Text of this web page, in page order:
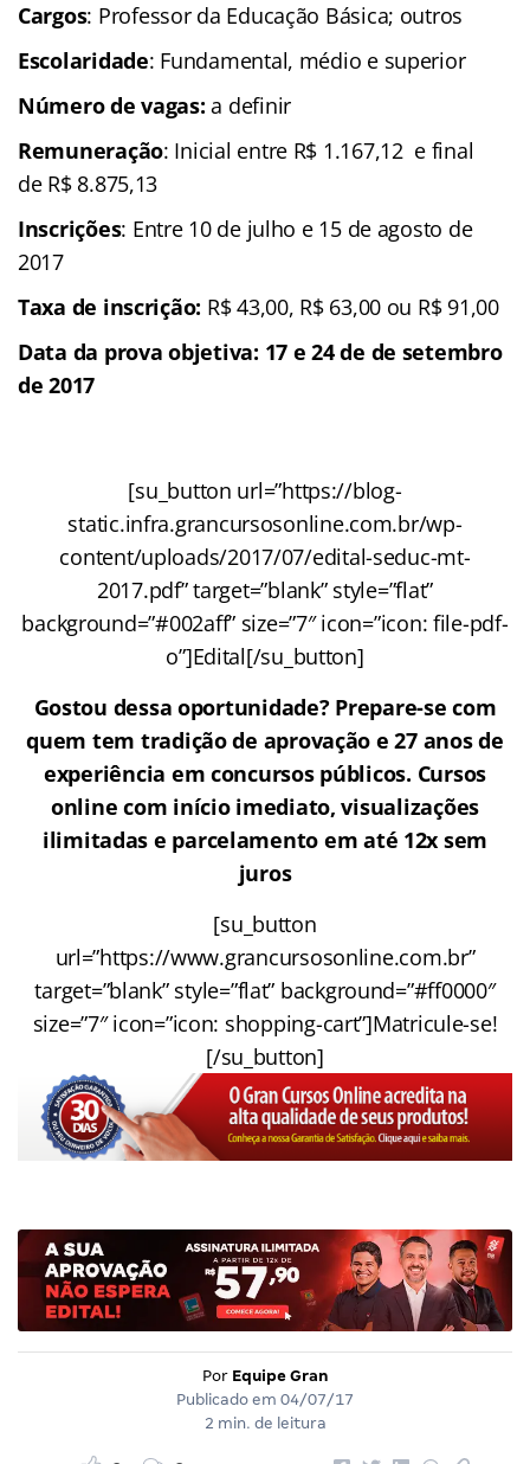
Cargos: Professor da Educação Básica; outros
Escolaridade: Fundamental, médio e superior
Número de vagas:a definir
Remuneração: Inicial entre R$ 1.167,12 e final
de R$ 8.875,13
Inscrições: Entre 10 de julho e 15 de agosto de
2017
Taxa de inscrição: R$ 43,00, R$ 63,00 ou R$ 91,00
Data da prova objetiva: 17 e 24 de de setembro
de 2017
[su_button url=”https://blog-
static.infra.grancursosonline.com.br/wp-
content/uploads/2017/07/edital-seduc-mt-
2017.pdf” target=”blank” style=”flat”
background=”#002aff” size=”7″ icon=”icon: file-pdf-
o”]Edital[/su_button]
Gostou dessa oportunidade? Prepare-se com
quem tem tradição de aprovação e 27 anos de
experiência em concursos públicos. Cursos
online com início imediato, visualizações
ilimitadas e parcelamento em até 12x sem
juros
[su_button
url=”https://www.grancursosonline.com.br”
target=”blank” style=”flat” background=”#ff0000″
size=”7″ icon=”icon: shopping-cart”]Matricule-se!
[/su_button]
Por Equipe Gran
Publicado em 04/07/17
2 min. de leitura